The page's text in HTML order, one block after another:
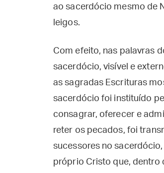
ao sacerdócio mesmo de
leigos.
Com efeito, nas palavras
sacerdócio, visível e
as sagradas Escrituras
sacerdócio foi instituído
consagrar, oferecer e
reter os pecados, foi
sucessores no
próprio Cristo que, dentro